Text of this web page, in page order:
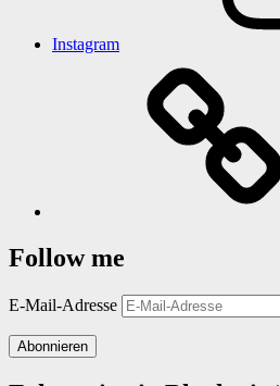
Instagram
Follow me
E-Mail-Adresse
Abonnieren